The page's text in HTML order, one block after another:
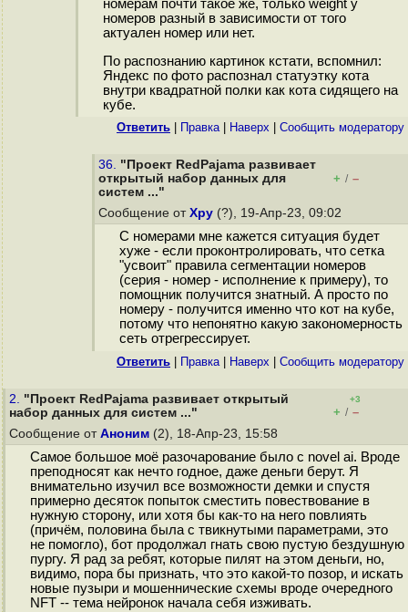
номерам почти такое же, только weight у
номеров разный в зависимости от того
актуален номер или нет.
По распознанию картинок кстати, вспомнил:
Яндекс по фото распознал статуэтку кота
внутри квадратной полки как кота сидящего на
кубе.
Ответить Правка| Наверх Cообщить модератору
36. "Проект RedPajama развивает
открытый набор данных для
систем ..."
+ / –
Сообщение от Хру (?), 19-Апр-23, 09:02
С номерами мне кажется ситуация будет
хуже - если проконтролировать, что сетка
"усвоит" правила сегментации номеров
(серия - номер - исполнение к примеру), то
помощник получится знатный. А просто по
номеру - получится именно что кот на кубе,
потому что непонятно какую закономерность
сеть отрегрессирует.
Ответить Правка| Наверх Cообщить модератору
2. "Проект RedPajama развивает открытый
набор данных для систем ..."
+3
+ / –
Сообщение от Аноним (2), 18-Апр-23, 15:58
Самое большое моё разочарование было с novel ai. Вроде
преподносят как нечто годное, даже деньги берут. Я
внимательно изучил все возможности демки и спустя
примерно десяток попыток сместить повествование в
нужную сторону, или хотя бы как-то на него повлиять
(причём, половина была с твикнутыми параметрами, это
не помогло), бот продолжал гнать свою пустую бездушную
пургу. Я рад за ребят, которые пилят на этом деньги, но,
видимо, пора бы признать, что это какой-то позор, и искать
новые пузыри и мошеннические схемы вроде очередного
NFT -- тема нейронок начала себя изживать.